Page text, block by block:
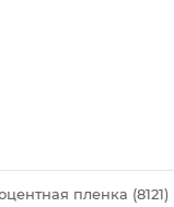
пленка (8121)